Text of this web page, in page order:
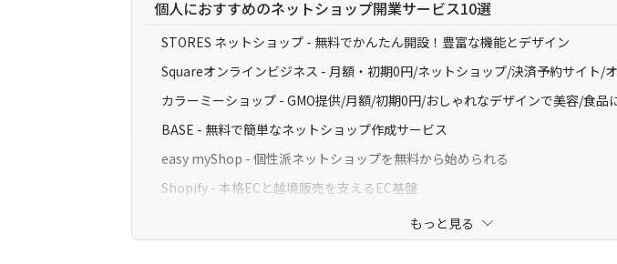
個人におすすめのネットショップ開業サービス10選
STORES ネットショップ - 無料でかんたん開設！豊富な機能とデザイン
Squareオンラインビジネス - 月額・初期0円/ネットショップ/決済予約サイト/
カラーミーショップ - GMO提供/月額/初期0円/おしゃれなデザインで美容/食品
BASE - 無料で簡単なネットショップ作成サービス
easy myShop - 個性派ネットショップを無料から始められる
Shopify - 本格ECと越境販売を支えるEC基盤
minne - ハンドメイド販売に強い国内最大級マーケット
Creema - 作品販売に強いハンドメイドマーケット
もっと見る